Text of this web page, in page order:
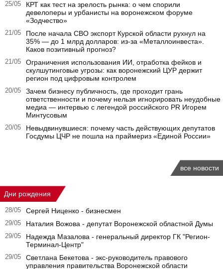
25/05
КРТ как тест на зрелость рынка: о чем спорили
девелоперы и урбанисты на воронежском форуме
«Зодчество»
21/05
После начала СВО экспорт Курской области рухнул на
35% — до 1 млрд долларов: из-за «Металлоинвеста».
Каков позитивный прогноз?
21/05
Ограничения использования ИИ, отработка фейков и
скулшутинговые угрозы: как воронежский ЦУР держит
регион под цифровым контролем
20/05
Зачем бизнесу публичность, где проходит грань
ответственности и почему нельзя игнорировать неудобные
медиа — интервью с легендой российского PR Игорем
Минтусовым
20/05
Невыдвинувшиеся: почему часть действующих депутатов
Госдумы ЦЧР не пошла на праймериз «Единой России»
все новости
Дни рождения
28/05 Сергей Ниценко - бизнесмен
29/05 Наталия Вожова - депутат Воронежской областной Думы
29/05
Надежда Мазалова - генеральный директор ГК "Регион-
Терминал-Центр"
29/05
Светлана Бекетова - экс-руководитель правового
управления правительства Воронежской области